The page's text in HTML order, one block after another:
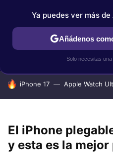
IPHONE TUTORIALES
HOY SE HABLA DE
iPhone 17 Apple Watch
El iPhone
y esta es la mejor
Ya puedes ver más
Añádenos
Solo necesitas